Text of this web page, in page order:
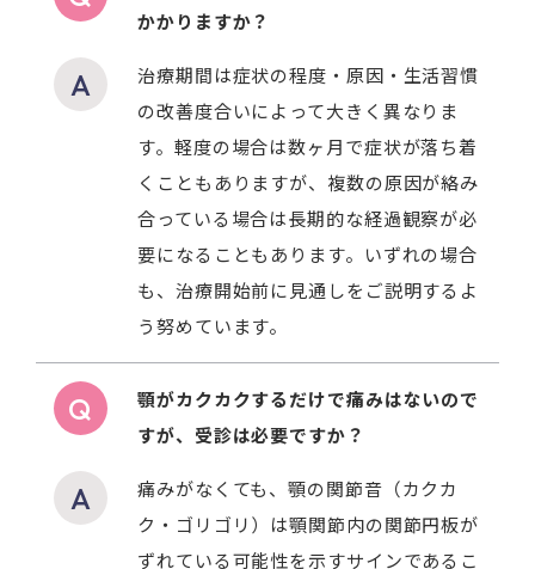
かかりますか？
治療期間は症状の程度・原因・生活習慣
の改善度合いによって大きく異なりま
す。軽度の場合は数ヶ月で症状が落ち着
くこともありますが、複数の原因が絡み
合っている場合は長期的な経過観察が必
要になることもあります。いずれの場合
も、治療開始前に見通しをご説明するよ
う努めています。
顎がカクカクするだけで痛みはないので
すが、受診は必要ですか？
痛みがなくても、顎の関節音（カクカ
ク・ゴリゴリ）は顎関節内の関節円板が
ずれている可能性を示すサインであるこ